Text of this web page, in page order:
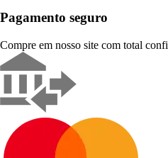
Pagamento seguro
Compre em nosso site com total